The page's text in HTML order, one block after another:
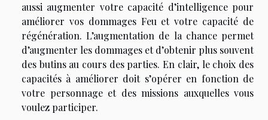
aussi augmenter votre capacité d’intelligence pour
améliorer vos dommages Feu et votre capacité de
régénération. L’augmentation de la chance permet
d’augmenter les dommages et d’obtenir plus souvent
des butins au cours des parties. En clair, le choix des
capacités à améliorer doit s’opérer en fonction de
votre personnage et des missions auxquelles vous
voulez participer.